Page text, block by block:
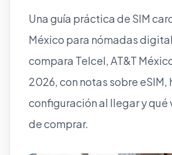
Una guía práctica de SIM
México para nómadas
compara Telcel, AT&T
2026, con notas sobre eSIM,
configuración al llegar y qué
de comprar.